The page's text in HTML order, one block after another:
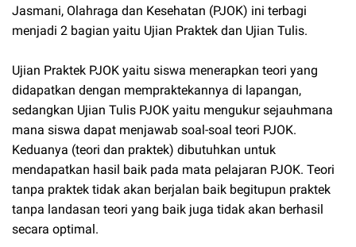
Jasmani, Olahraga dan Kesehatan (PJOK) ini terbagi
menjadi 2 bagian yaitu Ujian Praktek dan Ujian Tulis.
Ujian Praktek PJOK yaitu siswa menerapkan teori yang
didapatkan dengan mempraktekannya di lapangan,
sedangkan Ujian Tulis PJOK yaitu mengukur sejauhmana
mana siswa dapat menjawab soal-soal teori PJOK.
Keduanya (teori dan praktek) dibutuhkan untuk
mendapatkan hasil baik pada mata pelajaran PJOK. Teori
tanpa praktek tidak akan berjalan baik begitupun praktek
tanpa landasan teori yang baik juga tidak akan berhasil
secara optimal.